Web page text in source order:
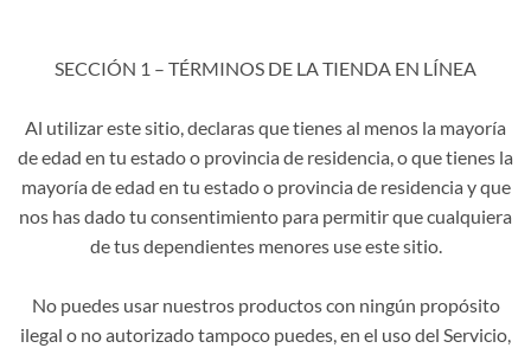
SECCIÓN 1 – TÉRMINOS DE LA TIENDA EN LÍNEA
Al utilizar este sitio, declaras que tienes al menos la mayoría
de edad en tu estado o provincia de residencia, o que tienes la
mayoría de edad en tu estado o provincia de residencia y que
nos has dado tu consentimiento para permitir que cualquiera
de tus dependientes menores use este sitio.
No puedes usar nuestros productos con ningún propósito
ilegal o no autorizado tampoco puedes, en el uso del Servicio,